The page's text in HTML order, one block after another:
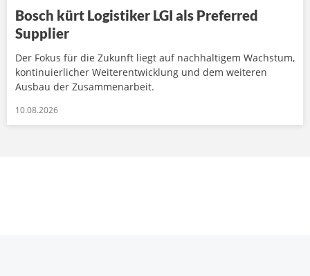
Bosch kürt Logistiker LGI als Preferred
Supplier
Der Fokus für die Zukunft liegt auf nachhaltigem Wachstum,
kontinuierlicher Weiterentwicklung und dem weiteren
Ausbau der Zusammenarbeit.
10.08.2026